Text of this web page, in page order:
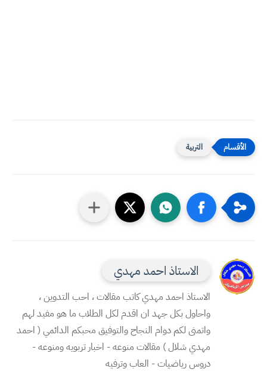
التربية
الاستاذ احمد مهدي
الاستاذ احمد مهدي كاتب مقالات ، احب التدوين ،
واحاول بكل جهد ان اقدم لكل الطلاب ما هو مفيد لهم
واتمنى لكم دوام النجاح والتوفيق محبكم الدائمي ( احمد
مهدي شلال ) مقالات منوعه - اخبار تربويه ومنوعه -
دروس رياضيات - العاب وترفيه